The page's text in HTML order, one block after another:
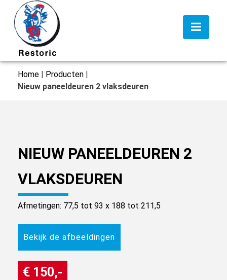
Home | Producten |
Nieuw paneeldeuren 2 vlaksdeuren
NIEUW PANEELDEUREN 2
VLAKSDEUREN
Afmetingen: 77,5 tot 93 x 188 tot 211,5
Bekijk de afbeeldingen
€ 150,-